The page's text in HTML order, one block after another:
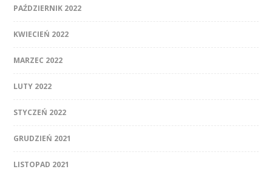
PAŹDZIERNIK 2022
KWIECIEŃ 2022
MARZEC 2022
LUTY 2022
STYCZEŃ 2022
GRUDZIEŃ 2021
LISTOPAD 2021